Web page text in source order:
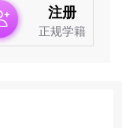
注册
正规学籍